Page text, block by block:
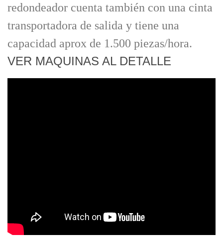
redondeador cuenta también con una cinta
transportadora de salida y tiene una
capacidad aprox de 1.500 piezas/hora.
VER MAQUINAS AL DETALLE